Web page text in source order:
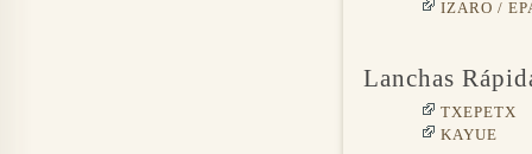
IZARO /
Lanchas
TXEPETX
KAYUE